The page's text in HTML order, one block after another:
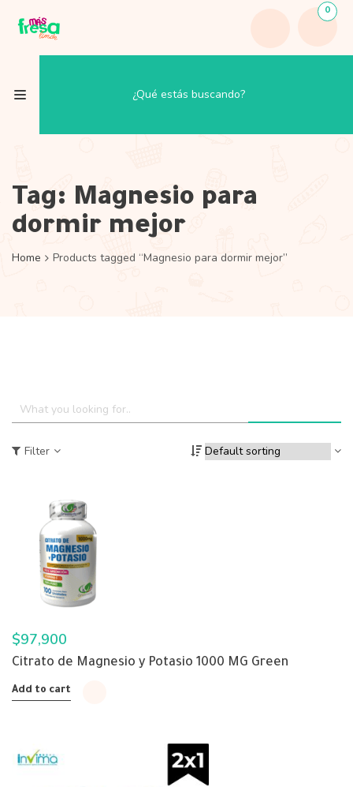
0
Tag: Magnesio para
dormir mejor
Home Products tagged “Magnesio para dormir mejor”
Filter
$97,900
Citrato de Magnesio y Potasio 1000 MG Green
Add to cart